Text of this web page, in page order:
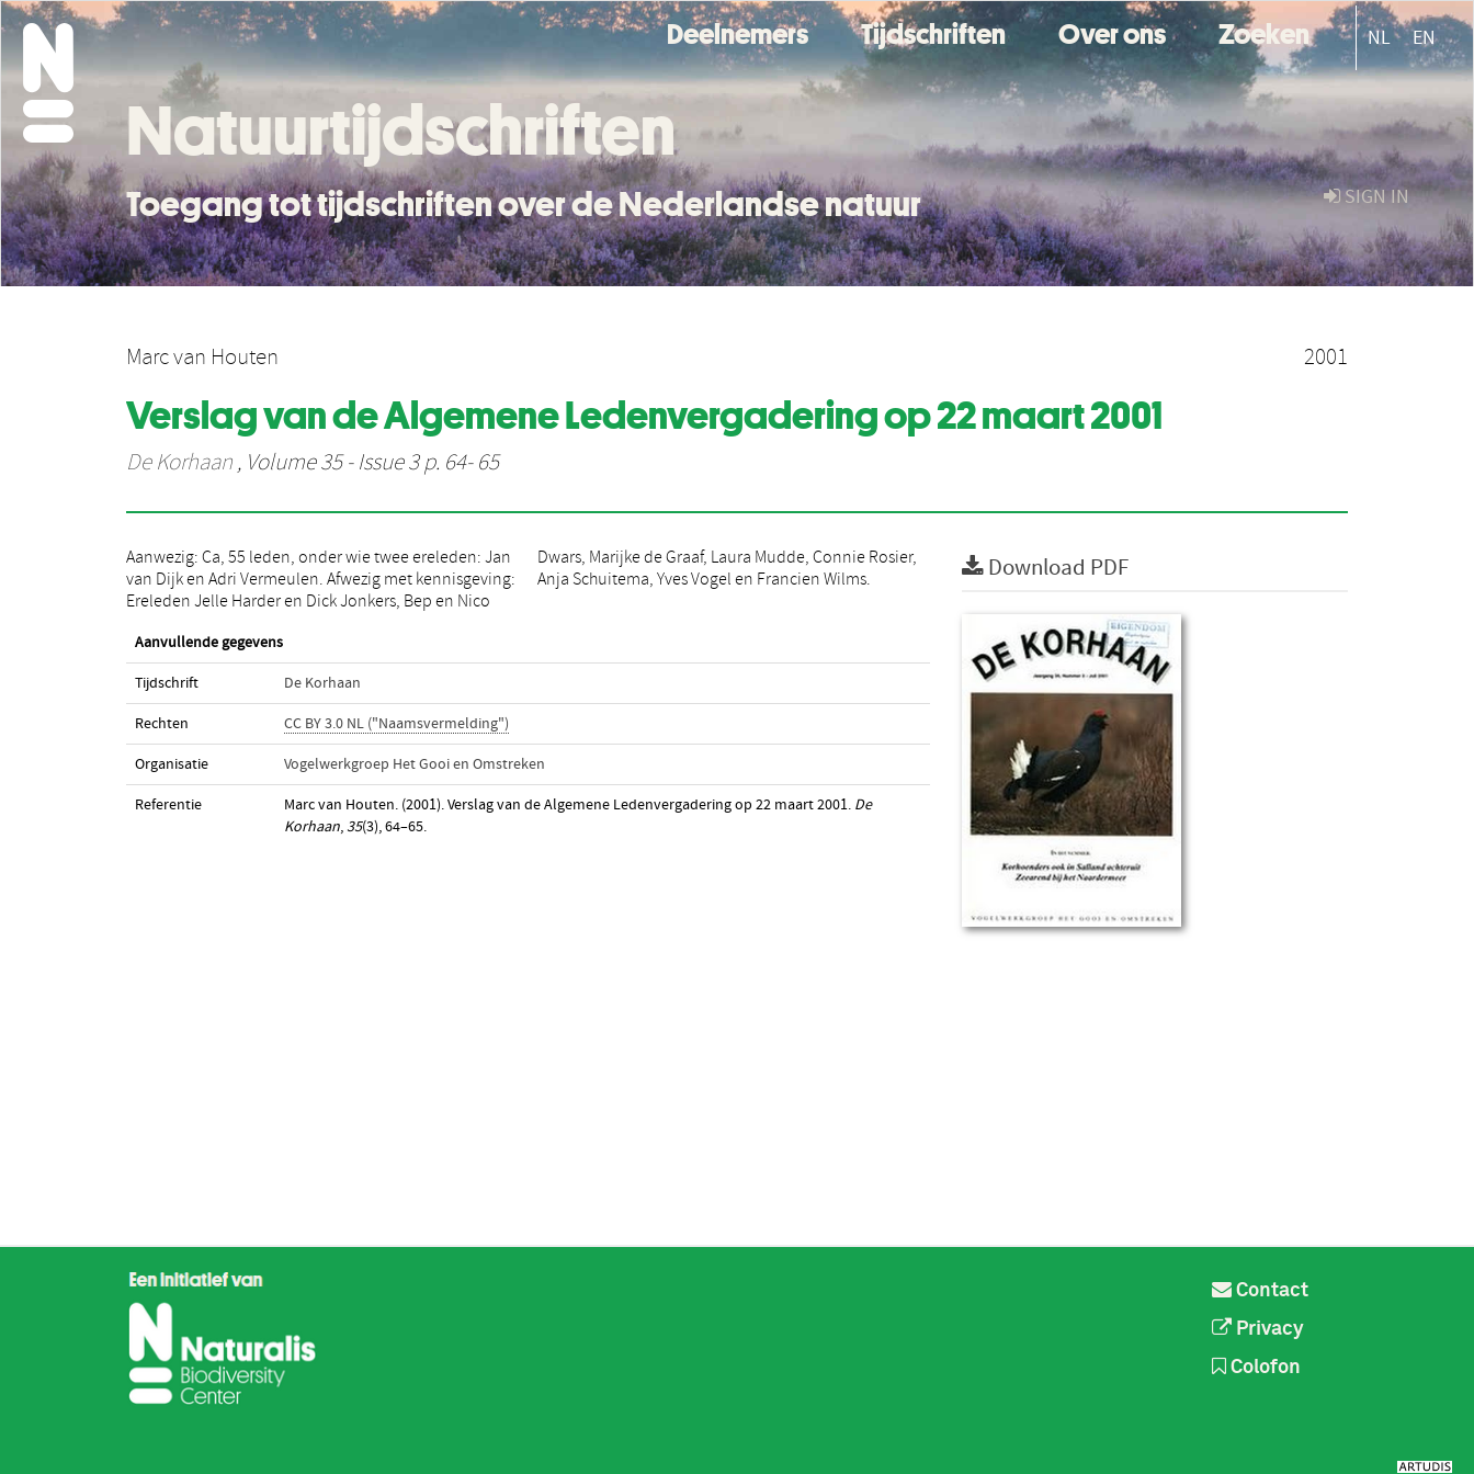
Deelnemers Tijdschriften Over ons Zoeken NL EN
SIGN IN
Natuurtijdschriften
Toegang tot tijdschriften over de Nederlandse natuur
Marc van Houten 2001
Verslag van de Algemene Ledenvergadering op 22 maart 2001
De Korhaan, Volume 35 - Issue 3 p. 64- 65
Aanwezig: Ca, 55 leden, onder wie twee ereleden: Jan
van Dijk en Adri Vermeulen. Afwezig met kennisgeving:
Ereleden Jelle Harder en Dick Jonkers, Bep en Nico
Dwars, Marijke de Graaf, Laura Mudde, Connie Rosier,
Anja Schuitema, Yves Vogel en Francien Wilms.
Aanvullende gegevens
Tijdschrift De Korhaan
Rechten CC BY 3.0 NL ("Naamsvermelding")
Organisatie Vogelwerkgroep Het Gooi en Omstreken
Referentie Marc van Houten. (2001). Verslag van de Algemene Ledenvergadering op 22 maart 2001. De
Korhaan, 35(3), 64–65.
Download PDF
Contact
Privacy
Colofon